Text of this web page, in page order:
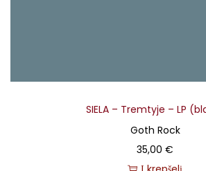
SIELA – Tremtyje – LP
Goth Rock
35,00€